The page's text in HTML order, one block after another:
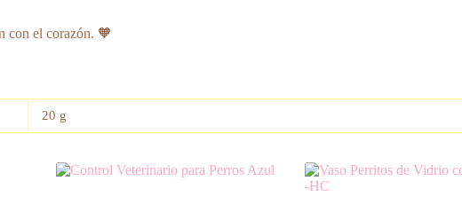
con el corazón. 🧡
20 g